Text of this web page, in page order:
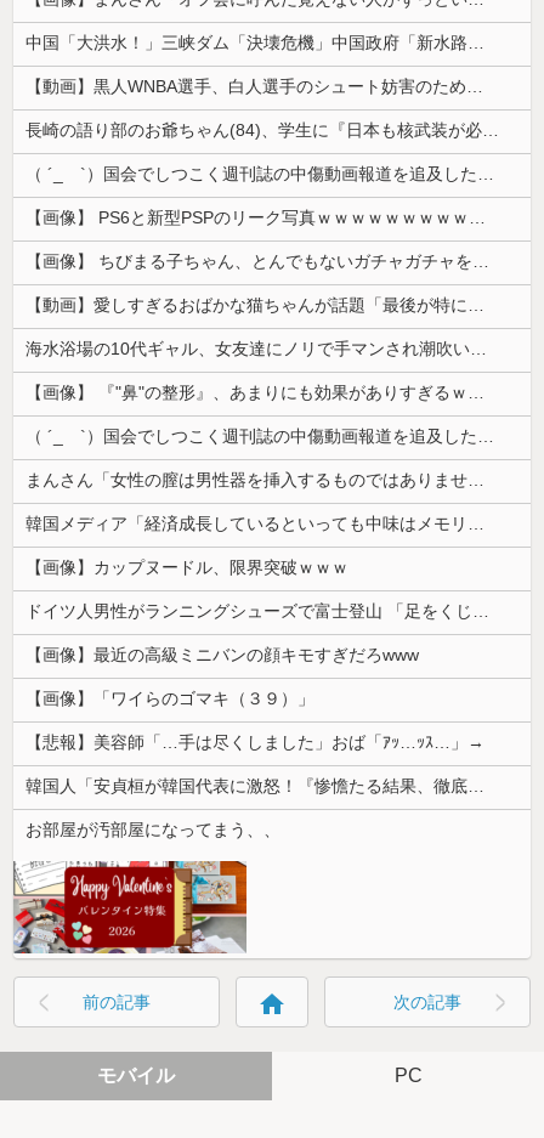
中国「大洪水！」三峡ダム「決壊危機」中国政府「新水路建設！（三峡新水路」現場職員「内部情報公開！（失踪」湖南省「三峡放流情報（画像」台風13号「...
【動画】黒人WNBA選手、白人選手のシュート妨害のためジャンピング・ネックブリーカー・ドロップして退場処分→ロッカールームから「白人特権」と投稿...
長崎の語り部のお爺ちゃん(84)、学生に『日本も核武装が必要』と言われびっくり
（ ´_ゝ`）国会でしつこく週刊誌の中傷動画報道を追及した立憲議員、自身への誹謗中傷・苦情電話被害を訴え「総理に疑問を質す、当然のことをしただけ...
【画像】 PS6と新型PSPのリーク写真ｗｗｗｗｗｗｗｗｗｗｗｗｗｗｗｗｗｗｗ
【画像】 ちびまる子ちゃん、とんでもないガチャガチャを発売してしまうｗｗｗｗ
【動画】愛しすぎるおばかな猫ちゃんが話題「最後が特にかわいいｗ」
海水浴場の10代ギャル、女友達にノリで手マンされ潮吹いてガチイキしてしまうｗｗｗ
【画像】 『"鼻"の整形』、あまりにも効果がありすぎるｗｗｗｗｗｗｗｗｗｗｗ
（ ´_ゝ`）国会でしつこく週刊誌の中傷動画報道を追及した立憲議員、自身への誹謗中傷・苦情電話被害を訴え「総理に疑問を質す、当然のことをした...
まんさん「女性の膣は男性器を挿入するものではありません」
韓国メディア「経済成長しているといっても中味はメモリ価格だけ。雇用増加見通しが半減してしまった」……韓国の内需不況は根強い状況っすね
【画像】カップヌードル、限界突破ｗｗｗ
ドイツ人男性がランニングシューズで富士登山 「足をくじいて動けない」
【画像】最近の高級ミニバンの顔キモすぎだろwww
【画像】「ワイらのゴマキ（３９）」
【悲報】美容師「…手は尽くしました」おば「ｱｯ…ｯｽ…」→
韓国人「安貞桓が韓国代表に激怒！『惨憺たる結果、徹底的な刷新が必要だ』と監督や協会を痛烈批判」
お部屋が汚部屋になってまう、、
前の記事 home 次の記事
モバイル PC